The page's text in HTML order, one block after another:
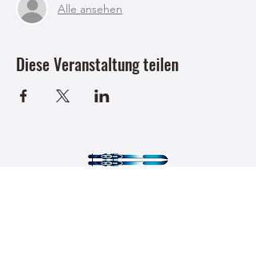
Alle ansehen
Diese Veranstaltung teilen